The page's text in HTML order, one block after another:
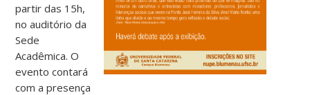
partir das 15h,
no auditório da
Sede
Acadêmica. O
evento contará
com a presença